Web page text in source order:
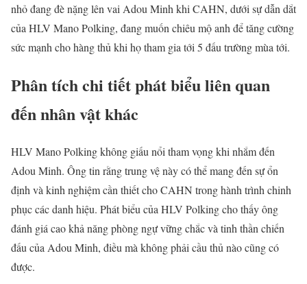
nhỏ đang đè nặng lên vai Adou Minh khi CAHN, dưới sự dẫn dắt
của HLV Mano Polking, đang muốn chiêu mộ anh để tăng cường
sức mạnh cho hàng thủ khi họ tham gia tới 5 đấu trường mùa tới.
Phân tích chi tiết phát biểu liên quan
đến nhân vật khác
HLV Mano Polking không giấu nổi tham vọng khi nhắm đến
Adou Minh. Ông tin rằng trung vệ này có thể mang đến sự ổn
định và kinh nghiệm cần thiết cho CAHN trong hành trình chinh
phục các danh hiệu. Phát biểu của HLV Polking cho thấy ông
đánh giá cao khả năng phòng ngự vững chắc và tinh thần chiến
đấu của Adou Minh, điều mà không phải cầu thủ nào cũng có
được.